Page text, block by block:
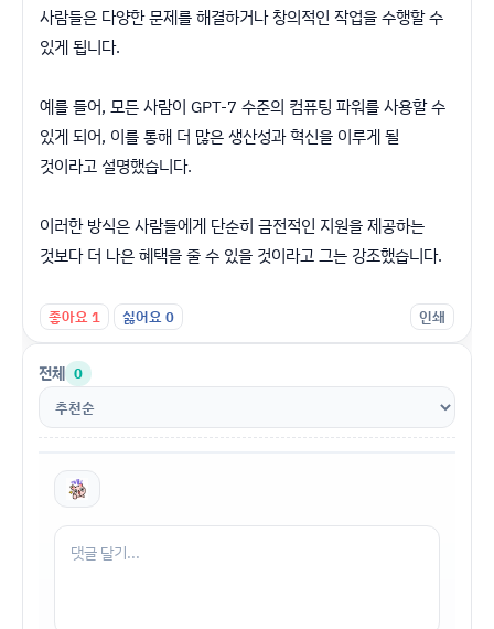
사람들은 다양한 문제를 해결하거나 창의적인 작업을 수행할 수
있게 됩니다.
예를 들어, 모든 사람이 GPT-7 수준의 컴퓨팅 파워를 사용할 수
있게 되어, 이를 통해 더 많은 생산성과 혁신을 이루게 될
것이라고 설명했습니다.
이러한 방식은 사람들에게 단순히 금전적인 지원을 제공하는
것보다 더 나은 혜택을 줄 수 있을 것이라고 그는 강조했습니다.
좋아요 1 싫어요 0 인쇄
전체 0